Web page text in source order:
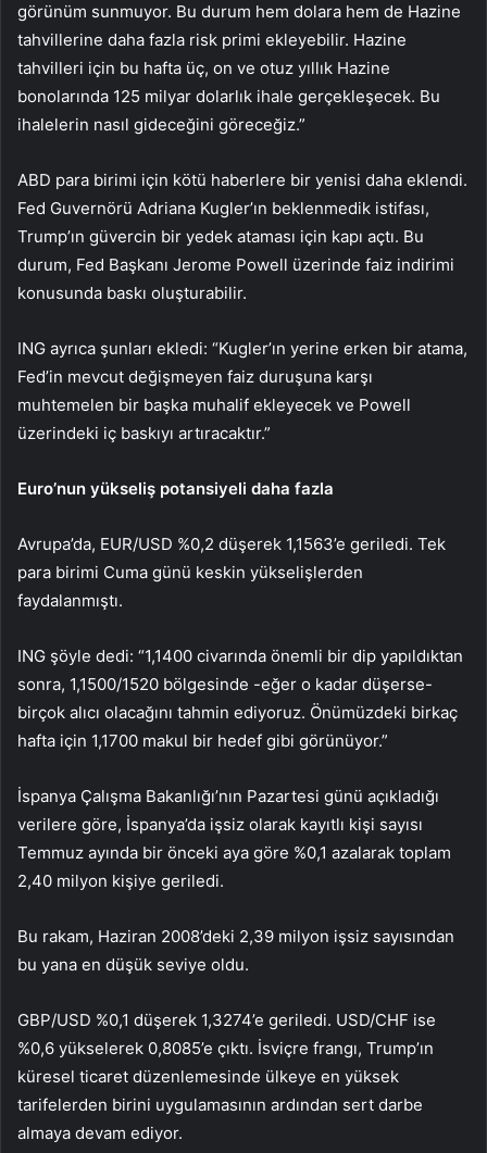
görünüm sunmuyor. Bu durum hem dolara hem de Hazine
tahvillerine daha fazla risk primi ekleyebilir. Hazine
tahvilleri için bu hafta üç, on ve otuz yıllık Hazine
bonolarında 125 milyar dolarlık ihale gerçekleşecek. Bu
ihalelerin nasıl gideceğini göreceğiz.”
ABD para birimi için kötü haberlere bir yenisi daha eklendi.
Fed Guvernörü Adriana Kugler’ın beklenmedik istifası,
Trump’ın güvercin bir yedek ataması için kapı açtı. Bu
durum, Fed Başkanı Jerome Powell üzerinde faiz indirimi
konusunda baskı oluşturabilir.
ING ayrıca şunları ekledi: “Kugler’ın yerine erken bir atama,
Fed’in mevcut değişmeyen faiz duruşuna karşı
muhtemelen bir başka muhalif ekleyecek ve Powell
üzerindeki iç baskıyı artıracaktır.”
Euro’nun yükseliş potansiyeli daha fazla
Avrupa’da, EUR/USD %0,2 düşerek 1,1563’e geriledi. Tek
para birimi Cuma günü keskin yükselişlerden
faydalanmıştı.
ING şöyle dedi: “1,1400 civarında önemli bir dip yapıldıktan
sonra, 1,1500/1520 bölgesinde -eğer o kadar düşerse-
birçok alıcı olacağını tahmin ediyoruz. Önümüzdeki birkaç
hafta için 1,1700 makul bir hedef gibi görünüyor.”
İspanya Çalışma Bakanlığı’nın Pazartesi günü açıkladığı
verilere göre, İspanya’da işsiz olarak kayıtlı kişi sayısı
Temmuz ayında bir önceki aya göre %0,1 azalarak toplam
2,40 milyon kişiye geriledi.
Bu rakam, Haziran 2008’deki 2,39 milyon işsiz sayısından
bu yana en düşük seviye oldu.
GBP/USD %0,1 düşerek 1,3274’e geriledi. USD/CHF ise
%0,6 yükselerek 0,8085’e çıktı. İsviçre frangı, Trump’ın
küresel ticaret düzenlemesinde ülkeye en yüksek
tarifelerden birini uygulamasının ardından sert darbe
almaya devam ediyor.